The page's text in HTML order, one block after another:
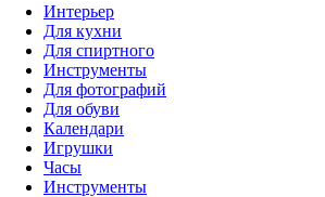
Интерьер
Для кухни
Для спиртного
Инструменты
Для фотографий
Для обуви
Календари
Игрушки
Часы
Инструменты